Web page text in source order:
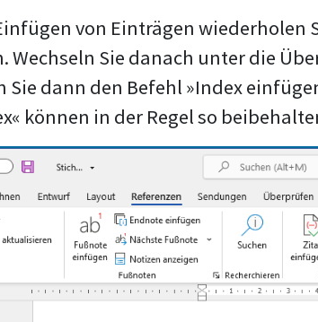
von Einträgen
Sie danach unter die
Sie dann den Befehl »Index
können in der Regel so